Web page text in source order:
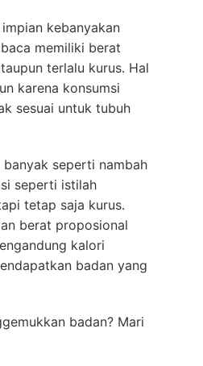
kebanyakan
memiliki berat
terlalu kurus. Hal
karena konsumsi
sesuai untuk tubuh
seperti nambah
seperti istilah
tetap saja kurus.
berat proposional
kalori
badan yang
badan? Mari